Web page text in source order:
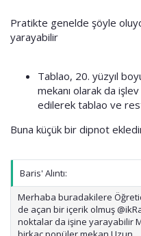
Pratikte genelde şöyle
yarayabilir
Tablao, 20. yüzyıl
mekanı olarak da
edilerek tablao ve
Buna küçük bir dipnot
Baris' Alıntı:
Merhaba buradakilere
de açan bir içerik olmuş
noktalar da işine yarayabilir